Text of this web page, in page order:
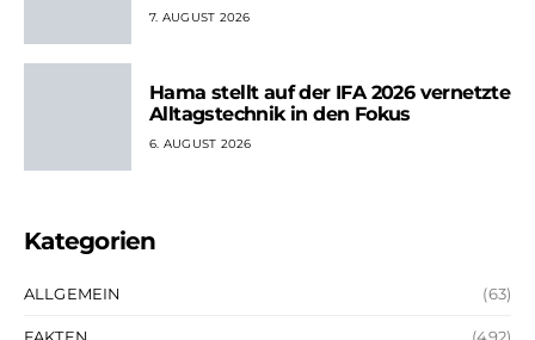
7. AUGUST 2026
Hama stellt auf der IFA 2026 vernetzte
Alltagstechnik in den Fokus
6. AUGUST 2026
Kategorien
ALLGEMEIN (63)